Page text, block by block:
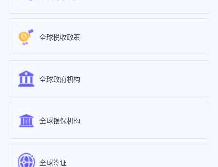
全球税收政策
全球政府机构
全球银保机构
全球签证